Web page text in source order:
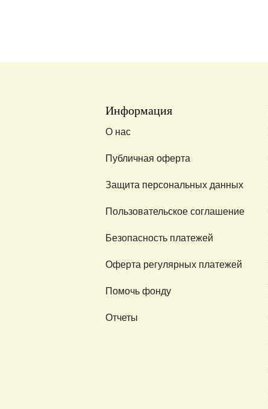
Информация
О нас
Публичная оферта
Защита персональных данных
Пользовательское соглашение
Безопасность платежей
Оферта регулярных платежей
Помочь фонду
Отчеты